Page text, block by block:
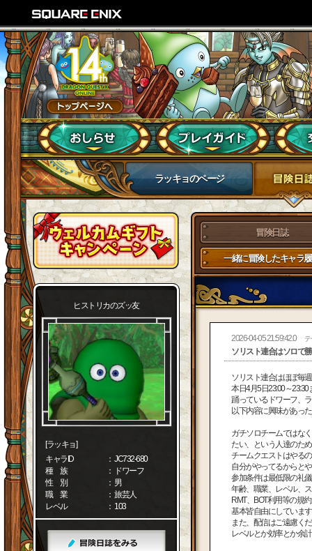
ラッキョのページ
ヒストリカのズッ友
[ラッキョ]
キャラID
： JC732-680
種 族
： ドワーフ
性 別
： 男
職 業
： 旅芸人
レベル
： 103
冒険日誌
一緒に冒険したキャラ
2026-04-05 21:59:42.0 テ
ソリスト連合はソロで
ソリスト連合はほぼ毎
本日4月5日23:00～
踊っているドワーフ、
以下内容に興味があっ
ガチソロチームではな
たい、という人達のた
チームクエストはやる
自分がやってるからと
参加条件は最低限の礼
年齢、職業、レベル、
RMT、BOT利用等の規
基本皆自由にしていま
また、配信はご遠慮く
レベルとか効率とか余